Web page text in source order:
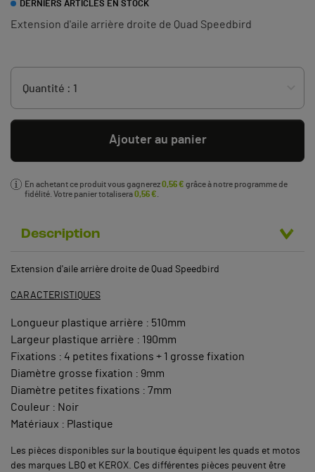
DERNIERS ARTICLES EN STOCK
Extension d'aile arrière droite de Quad Speedbird
Ajouter au panier
En achetant ce produit vous gagnerez0,56 € grâce à notre programme de
fidélité. Votre panier totalisera0,56 €
Description
Extension d'aile arrière droite de Quad Speedbird
CARACTERISTIQUES
Longueur plastique arrière : 510mm
Largeur plastique arrière : 190mm
Fixations : 4 petites fixations + 1 grosse fixation
Diamètre grosse fixation : 9mm
Diamètre petites fixations : 7mm
Couleur : Noir
Matériaux : Plastique
Les pièces disponibles sur la boutique équipent les quads et motos
des marques LBQ et KEROX. Ces différentes pièces peuvent être